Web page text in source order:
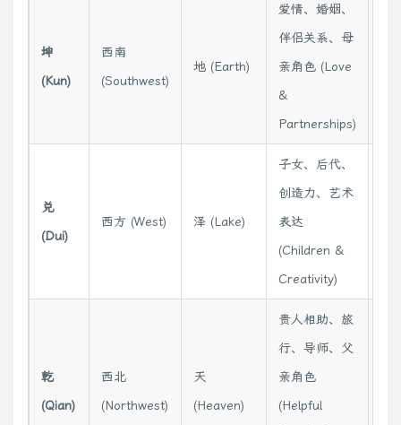
坤
(Kun)
西南
(Southwest)
地 (Earth)
爱情、婚姻、
伴侣关系、母
亲角色 (Love
&
Partnerships)
兑
(Dui)
西方 (West) 泽 (Lake)
子女、后代、
创造力、艺术
表达
(Children &
Creativity)
乾
(Qian)
西北
(Northwest)
天
(Heaven)
贵人相助、旅
行、导师、父
亲角色
(Helpful